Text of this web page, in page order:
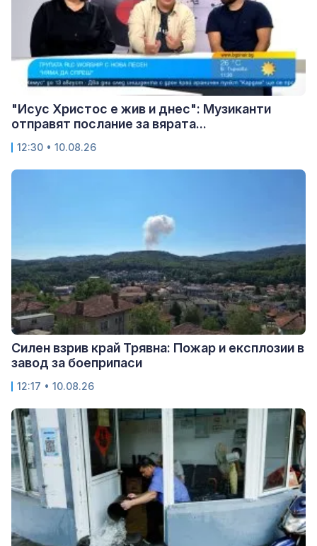
"Исус Христос е жив и днес": Музиканти
отправят послание за вярата...
12:30 • 10.08.26
Силен взрив край Трявна: Пожар и експлозии в
завод за боеприпаси
12:17 • 10.08.26